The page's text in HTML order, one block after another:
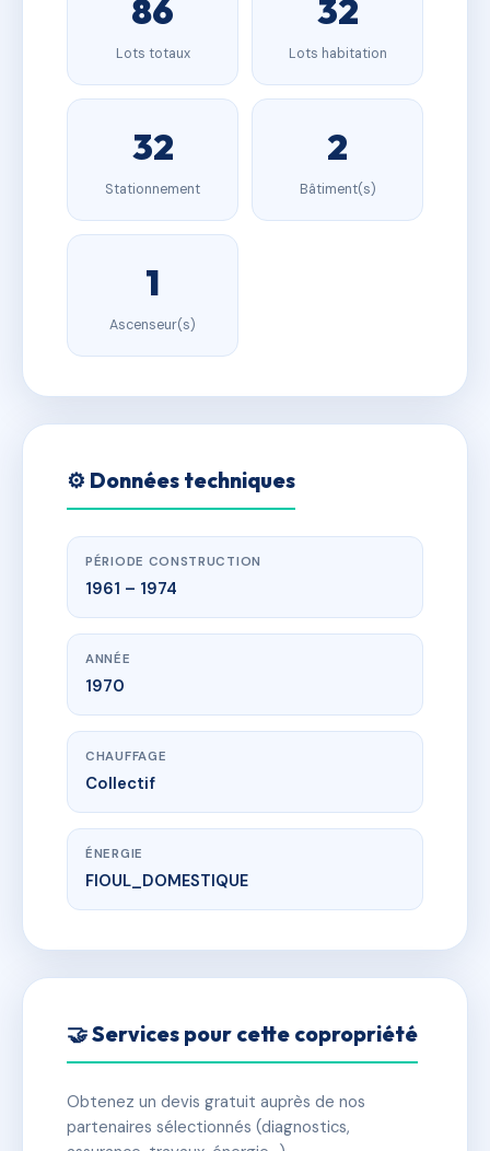
86
Lots totaux
32
Lots habitation
32
Stationnement
2
Bâtiment(s)
1
Ascenseur(s)
⚙️ Données techniques
PÉRIODE CONSTRUCTION
1961 – 1974
ANNÉE
1970
CHAUFFAGE
Collectif
ÉNERGIE
FIOUL_DOMESTIQUE
🤝 Services pour cette copropriété
Obtenez un devis gratuit auprès de nos
partenaires sélectionnés (diagnostics,